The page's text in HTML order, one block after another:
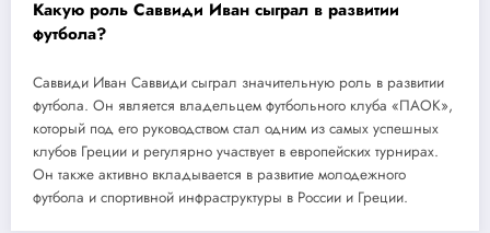
Какую роль Саввиди Иван сыграл в развитии
футбола?
Саввиди Иван Саввиди сыграл значительную роль в развитии
футбола. Он является владельцем футбольного клуба «ПАОК»,
который под его руководством стал одним из самых успешных
клубов Греции и регулярно участвует в европейских турнирах.
Он также активно вкладывается в развитие молодежного
футбола и спортивной инфраструктуры в России и Греции.